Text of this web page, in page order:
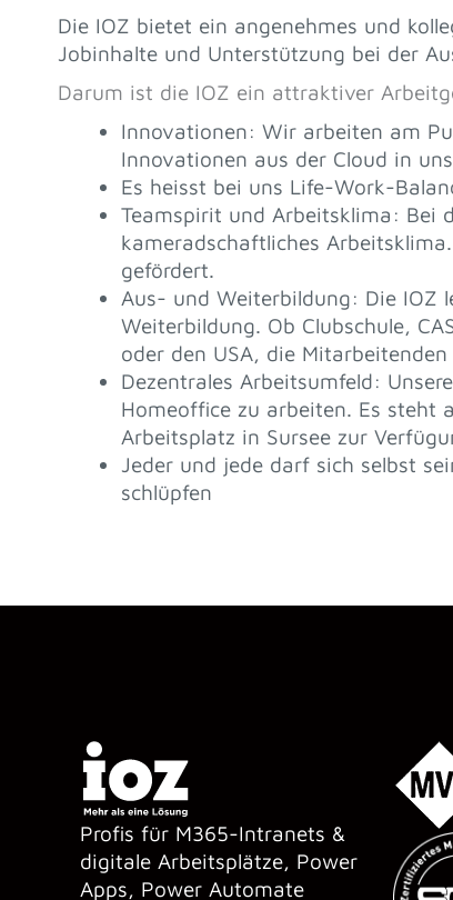
Die IOZ bietet ein angenehmes und
Jobinhalte und Unterstützung bei der
Darum ist die IOZ ein attraktiver
Innovationen: Wir arbeiten am
Innovationen aus der Cloud in
Es heisst bei uns Life-Work-
Teamspirit und Arbeitsklima: Bei
kameradschaftliches
gefördert.
Aus- und Weiterbildung: Die IOZ
Weiterbildung. Ob Clubschule,
oder den USA, die
Dezentrales Arbeitsumfeld:
Homeoffice zu arbeiten. Es steht
Arbeitsplatz in Sursee zur
Jeder und jede darf sich selbst
schlüpfen
Profis für M365-Intranets &
digitale Arbeitsplätze, Power
Apps, Power Automate